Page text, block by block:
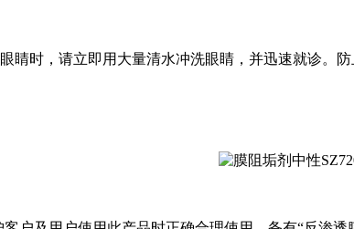
睛时，请立即用大量清水冲洗眼睛，并迅速就诊。